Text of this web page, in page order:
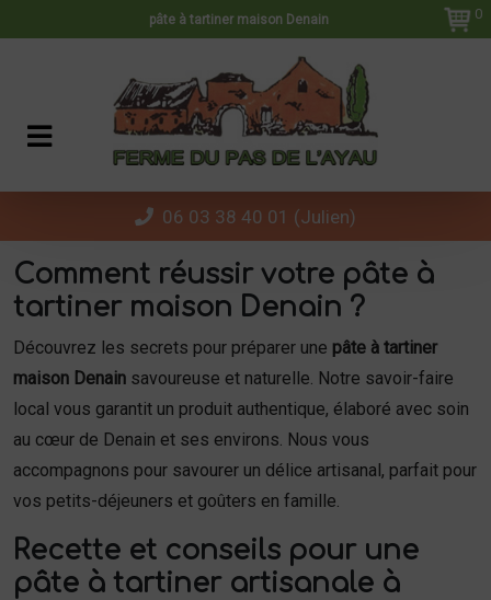
pâte à tartiner maison Denain 0
06 03 38 40 01 (Julien)
Comment réussir votre pâte à
tartiner maison Denain ?
Découvrez les secrets pour préparer une pâte à tartiner
maison Denain savoureuse et naturelle. Notre savoir-faire
local vous garantit un produit authentique, élaboré avec soin
au cœur de Denain et ses environs. Nous vous
accompagnons pour savourer un délice artisanal, parfait pour
vos petits-déjeuners et goûters en famille.
Recette et conseils pour une
pâte à tartiner artisanale à
Panneau de gestion des cookies